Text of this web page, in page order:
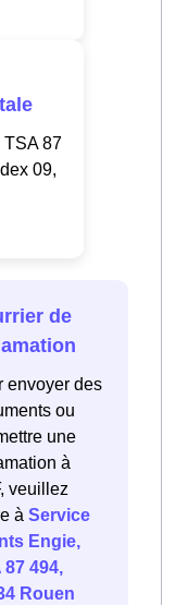
87
09,
de
envoyer des
ou
une
à
veuillez
à Service
Engie,
87 494,
Rouen